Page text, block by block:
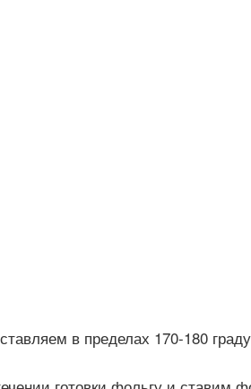
в пределах 170-180